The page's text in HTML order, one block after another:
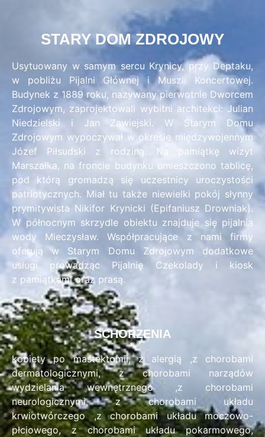
STARY DOM ZDROJOWY
Usytuowany w samym sercu Krynicy, przy Deptaku,
w pobliżu Pijalni Głównej i Muszli Koncertowej.
Budynek z 1889 roku, nazywany pierwotnie Dworcem
Zdrojowym, zaprojektowali wybitni architekci: Julian
Niedzielski i Jan Zawiejski. W Starym Domu
Zdrojowym wypoczywał w okresie międzywojennym
Józef Piłsudski z rodziną. Na pamiątkę wizyt
Marszałka, na froncie budynku umieszczono tablicę,
pod którą gromadzą się uczestnicy uroczystości
patriotycznych. Miał tu także niewielki pokój słynny
prymitywista Nikifor Krynicki (Epifaniusz Drowniak).
W północnym skrzydle obiektu znajduje się pijalnia
wody Mieczysław. Współpracujące z nami firmy
oferują w Starym Domu Zdrojowym dodatkowe
usługi prowadząc Pijalnię Czekolady i kiosk
z pamiątkami oraz prasą.
SCHORZENIA
kobiety po mastektomii, z alergią ,z chorobami
dermatologicznymi, z chorobami narządów
wydzielania wewnętrznego ,z chorobami
neurologicznymi, z chorobami układu
krwiotwórczego ,z chorobami układu moczowo-
płciowego, z chorobami układu pokarmowego,